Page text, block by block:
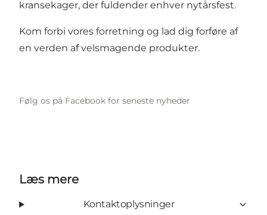
kransekager, der fuldender enhver nytårsfest.
Kom forbi vores forretning og lad dig forføre af
en verden af velsmagende produkter.​
Følg os på Facebook for seneste nyheder
Læs mere
Kontaktoplysninger